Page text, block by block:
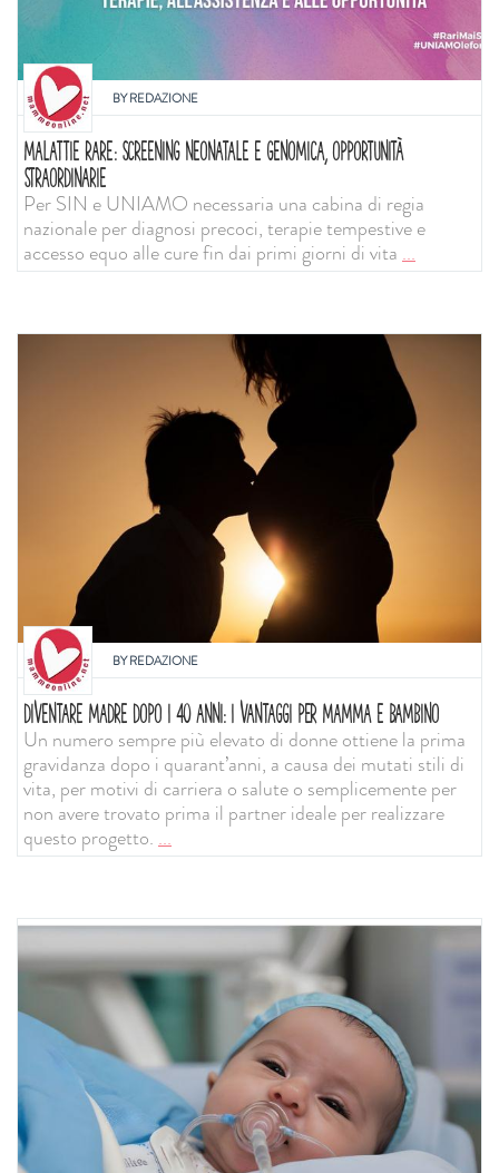
BYREDAZIONE
MALATTIE RARE: SCREENING NEONATALE E GENOMICA, OPPORTUNITÀ
STRAORDINARIE
Per SIN e UNIAMO necessaria una cabina di regia
nazionale per diagnosi precoci, terapie tempestive e
accesso equo alle cure fin dai primi giorni di vita ...
BYREDAZIONE
DIVENTARE MADRE DOPO I 40 ANNI: I VANTAGGI PER MAMMA E BAMBINO
Un numero sempre più elevato di donne ottiene la prima
gravidanza dopo i quarant’anni, a causa dei mutati stili di
vita, per motivi di carriera o salute o semplicemente per
non avere trovato prima il partner ideale per realizzare
questo progetto....